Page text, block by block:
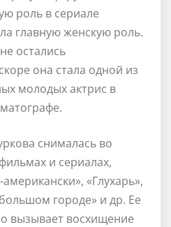
роль в сериале
главную женскую роль.
остались
она стала одной из
молодых актрис в
снималась во
и сериалах,
«Глухарь»,
городе» и др. Ее
вызывает восхищение